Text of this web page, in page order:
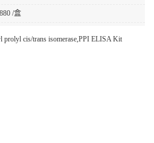
880 /盒
prolyl cis/trans isomerase,PPI ELISA Kit